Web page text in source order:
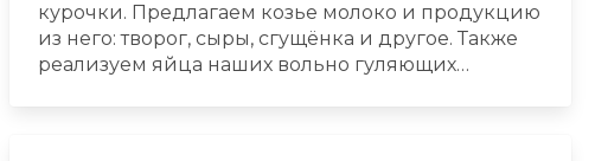
курочки. Предлагаем козье молоко и продукцию
из него: творог, сыры, сгущёнка и другое. Также
реализуем яйца наших вольно гуляющих